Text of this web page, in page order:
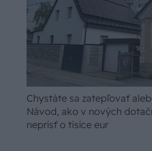
Chystáte sa zatepľovať
Návod, ako v nových
neprísť o tisíce eur